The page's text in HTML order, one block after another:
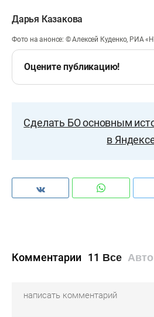
Дарья Казакова
Фото на анонсе: © Алексей Куденко, РИА
Оцените публикацию!
Сделать БО основным
в
Комментарии 11 Все